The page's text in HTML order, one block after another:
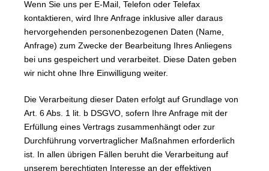
Wenn Sie uns per E-Mail, Telefon oder Telefax
kontaktieren, wird Ihre Anfrage inklusive aller daraus
hervorgehenden personenbezogenen Daten (Name,
Anfrage) zum Zwecke der Bearbeitung Ihres Anliegens
bei uns gespeichert und verarbeitet. Diese Daten geben
wir nicht ohne Ihre Einwilligung weiter.
Die Verarbeitung dieser Daten erfolgt auf Grundlage von
Art. 6 Abs. 1 lit. b DSGVO, sofern Ihre Anfrage mit der
Erfüllung eines Vertrags zusammenhängt oder zur
Durchführung vorvertraglicher Maßnahmen erforderlich
ist. In allen übrigen Fällen beruht die Verarbeitung auf
unserem berechtigten Interesse an der effektiven